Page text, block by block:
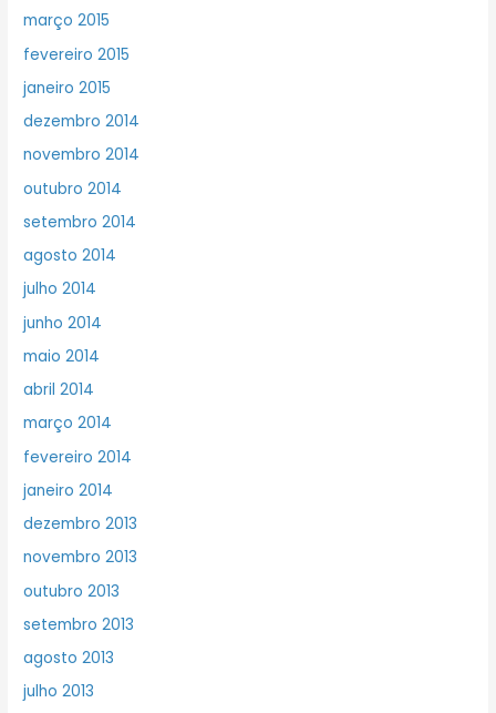
março 2015
fevereiro 2015
janeiro 2015
dezembro 2014
novembro 2014
outubro 2014
setembro 2014
agosto 2014
julho 2014
junho 2014
maio 2014
abril 2014
março 2014
fevereiro 2014
janeiro 2014
dezembro 2013
novembro 2013
outubro 2013
setembro 2013
agosto 2013
julho 2013